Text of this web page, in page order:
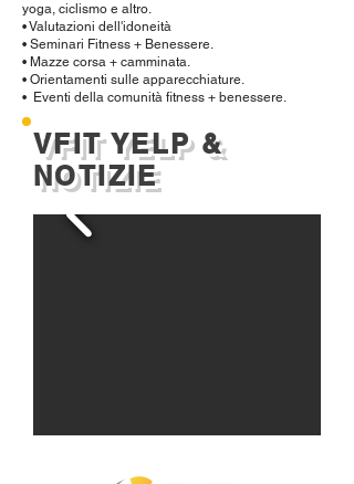
yoga, ciclismo e altro.
• Valutazioni dell'idoneità
• Seminari Fitness + Benessere.
• Mazze corsa + camminata.
• Orientamenti sulle apparecchiature.
• Eventi della comunità fitness + benessere.
VFIT YELP &
NOTIZIE